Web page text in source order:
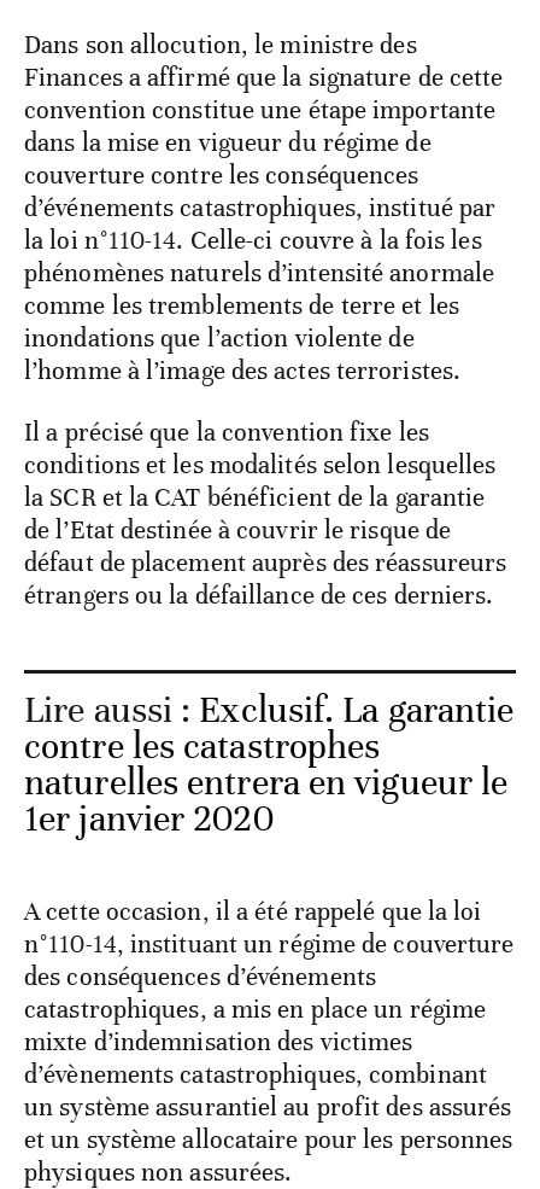
Dans son allocution, le ministre des
Finances a affirmé que la signature de cette
convention constitue une étape importante
dans la mise en vigueur du régime de
couverture contre les conséquences
d’événements catastrophiques, institué par
la loi n°110-14. Celle-ci couvre à la fois les
phénomènes naturels d’intensité anormale
comme les tremblements de terre et les
inondations que l’action violente de
l’homme à l’image des actes terroristes.
Il a précisé que la convention fixe les
conditions et les modalités selon lesquelles
la SCR et la CAT bénéficient de la garantie
de l’Etat destinée à couvrir le risque de
défaut de placement auprès des réassureurs
étrangers ou la défaillance de ces derniers.
Lire aussi : Exclusif. La garantie
contre les catastrophes
naturelles entrera en vigueur le
1er janvier 2020
A cette occasion, il a été rappelé que la loi
n°110-14, instituant un régime de couverture
des conséquences d’événements
catastrophiques, a mis en place un régime
mixte d’indemnisation des victimes
d’évènements catastrophiques, combinant
un système assurantiel au profit des assurés
et un système allocataire pour les personnes
physiques non assurées.